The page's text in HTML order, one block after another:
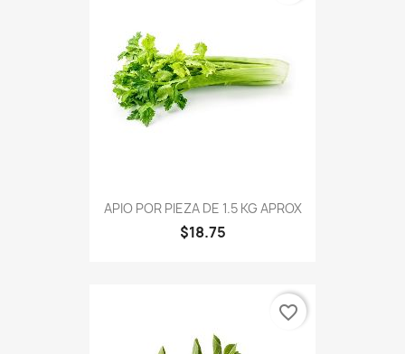
APIO POR PIEZA DE 1.5 KG APROX
$18.75
favorite_border